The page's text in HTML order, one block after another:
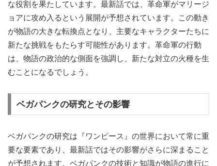
な役割を果たしています。最新話では、革命軍がマリージ
ョアに攻め入るという展開が予想されています。この動き
が物語の大きな転換点となり、主要なキャラクターたちに
新たな挑戦をもたらす可能性があります。革命軍の行動
は、物語の政治的な側面を強調し、新たな対立の火種を生
むことになるでしょう。
ベガパンクの研究とその影響
ベガパンクの研究は『ワンピース』の世界において常に重
要な要素であり、最新話ではその影響がさらに深まること
が予想されます。ベガパンクの技術と知識が物語の進行に